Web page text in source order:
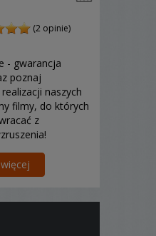
(2 opinie)
- gwarancja
poznaj
naszych
filmy, do których
z